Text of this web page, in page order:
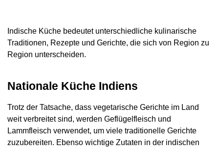
Indische Küche bedeutet unterschiedliche kulinarische
Traditionen, Rezepte und Gerichte, die sich von Region zu
Region unterscheiden.
Nationale Küche Indiens
Trotz der Tatsache, dass vegetarische Gerichte im Land
weit verbreitet sind, werden Geflügelfleisch und
Lammfleisch verwendet, um viele traditionelle Gerichte
zuzubereiten. Ebenso wichtige Zutaten in der indischen